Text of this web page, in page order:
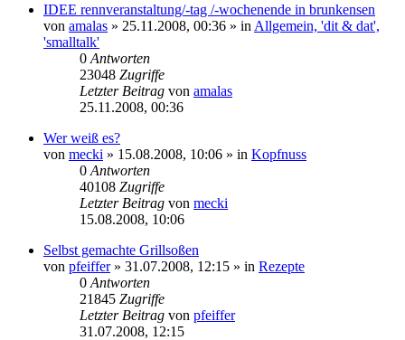
IDEE rennveranstaltung/-tag /-wochenende in brunkensen
von amalas » 25.11.2008, 00:36 » in Allgemein, 'dit & dat',
'smalltalk'
0 Antworten
23048 Zugriffe
Letzter Beitrag von amalas
25.11.2008, 00:36
Wer weiß es?
von mecki » 15.08.2008, 10:06 » in Kopfnuss
0 Antworten
40108 Zugriffe
Letzter Beitrag von mecki
15.08.2008, 10:06
Selbst gemachte Grillsoßen
von pfeiffer» 31.07.2008, 12:15 » in Rezepte
0 Antworten
21845 Zugriffe
Letzter Beitrag von pfeiffer
31.07.2008, 12:15